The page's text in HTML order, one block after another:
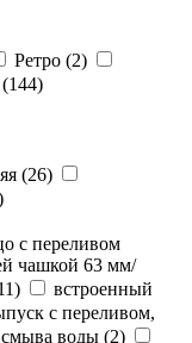
Ретро (2)
144)
(26)
с переливом
чашкой 63 мм/
)
встроенный
с переливом,
смыва воды (2)